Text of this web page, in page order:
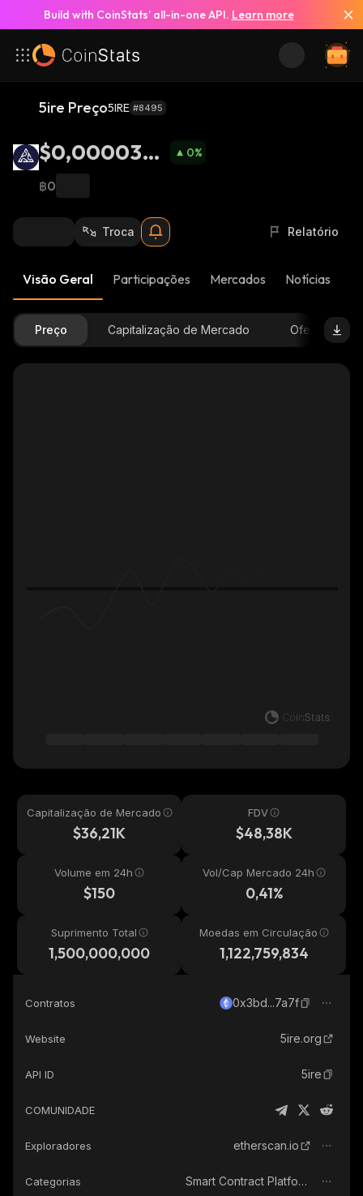
Build with CoinStats’ all-in-one API. Learn more
5ire Preço5IRE #8495
$0,0000322
5
0%
฿0
Troca Relatório
Visão Geral Participações Mercados Notícias
Preço Capitalização de Mercado Oferta
Capitalização de Mercado
$36,21K
FDV
$48,38K
Volume em 24h
$150
Vol/Cap Mercado 24h
0,41%
Suprimento Total
1,500,000,000
Moedas em Circulação
1,122,759,834
Contratos 0x3bd...7a7f
Website 5ire.org
API ID 5ire
COMUNIDADE
Exploradores etherscan.io
Categorias Smart Contract Platform